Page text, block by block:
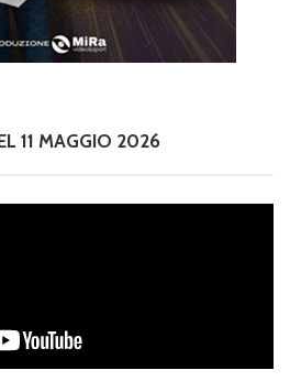
11 MAGGIO 2026